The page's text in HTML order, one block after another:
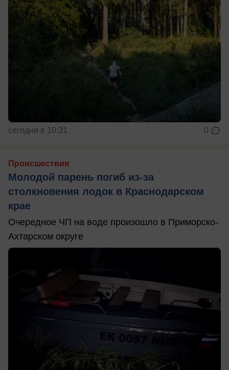
сегодня в 10:31 0
Происшествия
Молодой парень погиб из-за
столкновения лодок в Краснодарском
крае
Очередное ЧП на воде произошло в Приморско-
Ахтарском округе